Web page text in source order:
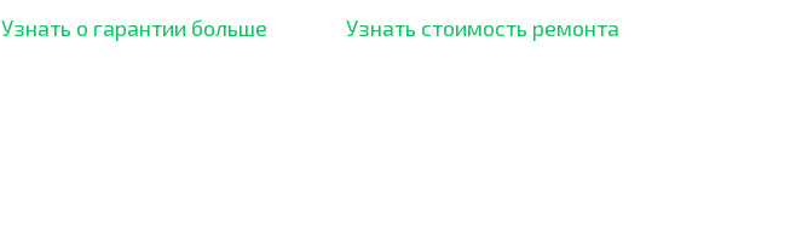
Узнать о гарантии больше
рынка и используем самое
Узнать стоимость ремонта